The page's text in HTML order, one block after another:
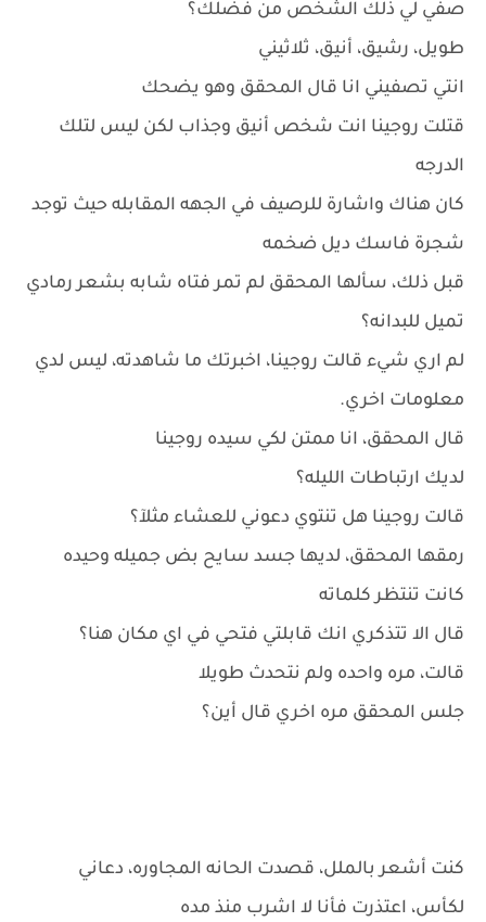
صفي لي ذلك الشخص من فضلك؟
طويل، رشيق، أنيق، ثلاثيني
انتي تصفيني انا قال المحقق وهو يضحك
قتلت روجينا انت شخص أنيق وجذاب لكن ليس لتلك
الدرجه
كان هناك واشارة للرصيف في الجهه المقابله حيث توجد
شجرة فاسك ديل ضخمه
قبل ذلك، سألها المحقق لم تمر فتاه شابه بشعر رمادي
تميل للبدانه؟
لم اري شيء قالت روجينا، اخبرتك ما شاهدته، ليس لدي
معلومات اخري.
قال المحقق، انا ممتن لكي سيده روجينا
لديك ارتباطات الليله؟
قالت روجينا هل تنتوي دعوني للعشاء مثلآ؟
رمقها المحقق، لديها جسد سايح بض جميله وحيده
كانت تنتظر كلماته
قال الا تتذكري انك قابلتي فتحي في اي مكان هنا؟
قالت، مره واحده ولم نتحدث طويلا
جلس المحقق مره اخري قال أين؟
كنت أشعر بالملل، قصدت الحانه المجاوره، دعاني
لكأس، اعتذرت فأنا لا اشرب منذ مده